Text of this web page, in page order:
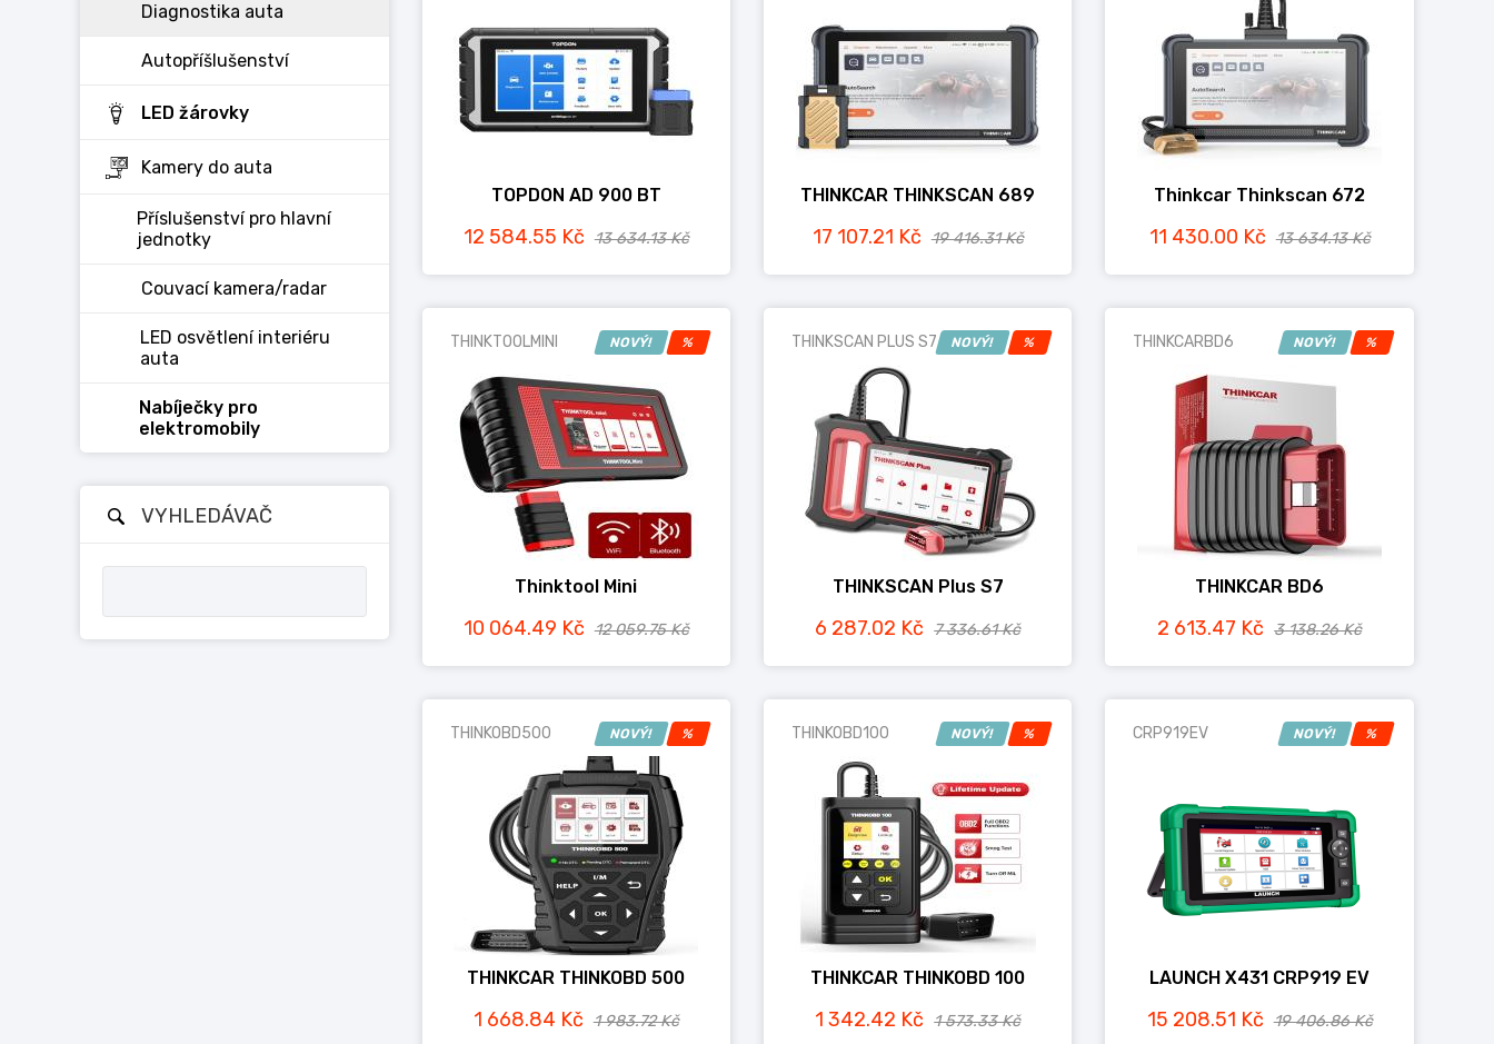
Diagnostika auta
Autopříšlušenství
LED žárovky
Kamery do auta
Příslušenství pro hlavní
jednotky
Couvací kamera/radar
LED osvětlení interiéru
auta
Nabíječky pro
elektromobily
VYHLEDÁVAČ
TOPDON AD 900 BT
12 584.55 Kč 13 634.13 Kč
THINKCAR THINKSCAN 689
17 107.21 Kč 19 416.31 Kč
Thinkcar Thinkscan 672
11 430.00 Kč 13 634.13 Kč
NOVÝ! %
THINKTOOLMINI
Thinktool Mini
10 064.49 Kč 12 059.75 Kč
NOVÝ! %
THINKSCAN PLUS S7
THINKSCAN Plus S7
6 287.02 Kč 7 336.61 Kč
NOVÝ! %
THINKCARBD6
THINKCAR BD6
2 613.47 Kč 3 138.26 Kč
NOVÝ! %
THINKOBD500
THINKCAR THINKOBD 500
1 668.84 Kč 1 983.72 Kč
NOVÝ! %
THINKOBD100
THINKCAR THINKOBD 100
1 342.42 Kč 1 573.33 Kč
NOVÝ! %
CRP919EV
LAUNCH X431 CRP919 EV
15 208.51 Kč 19 406.86 Kč